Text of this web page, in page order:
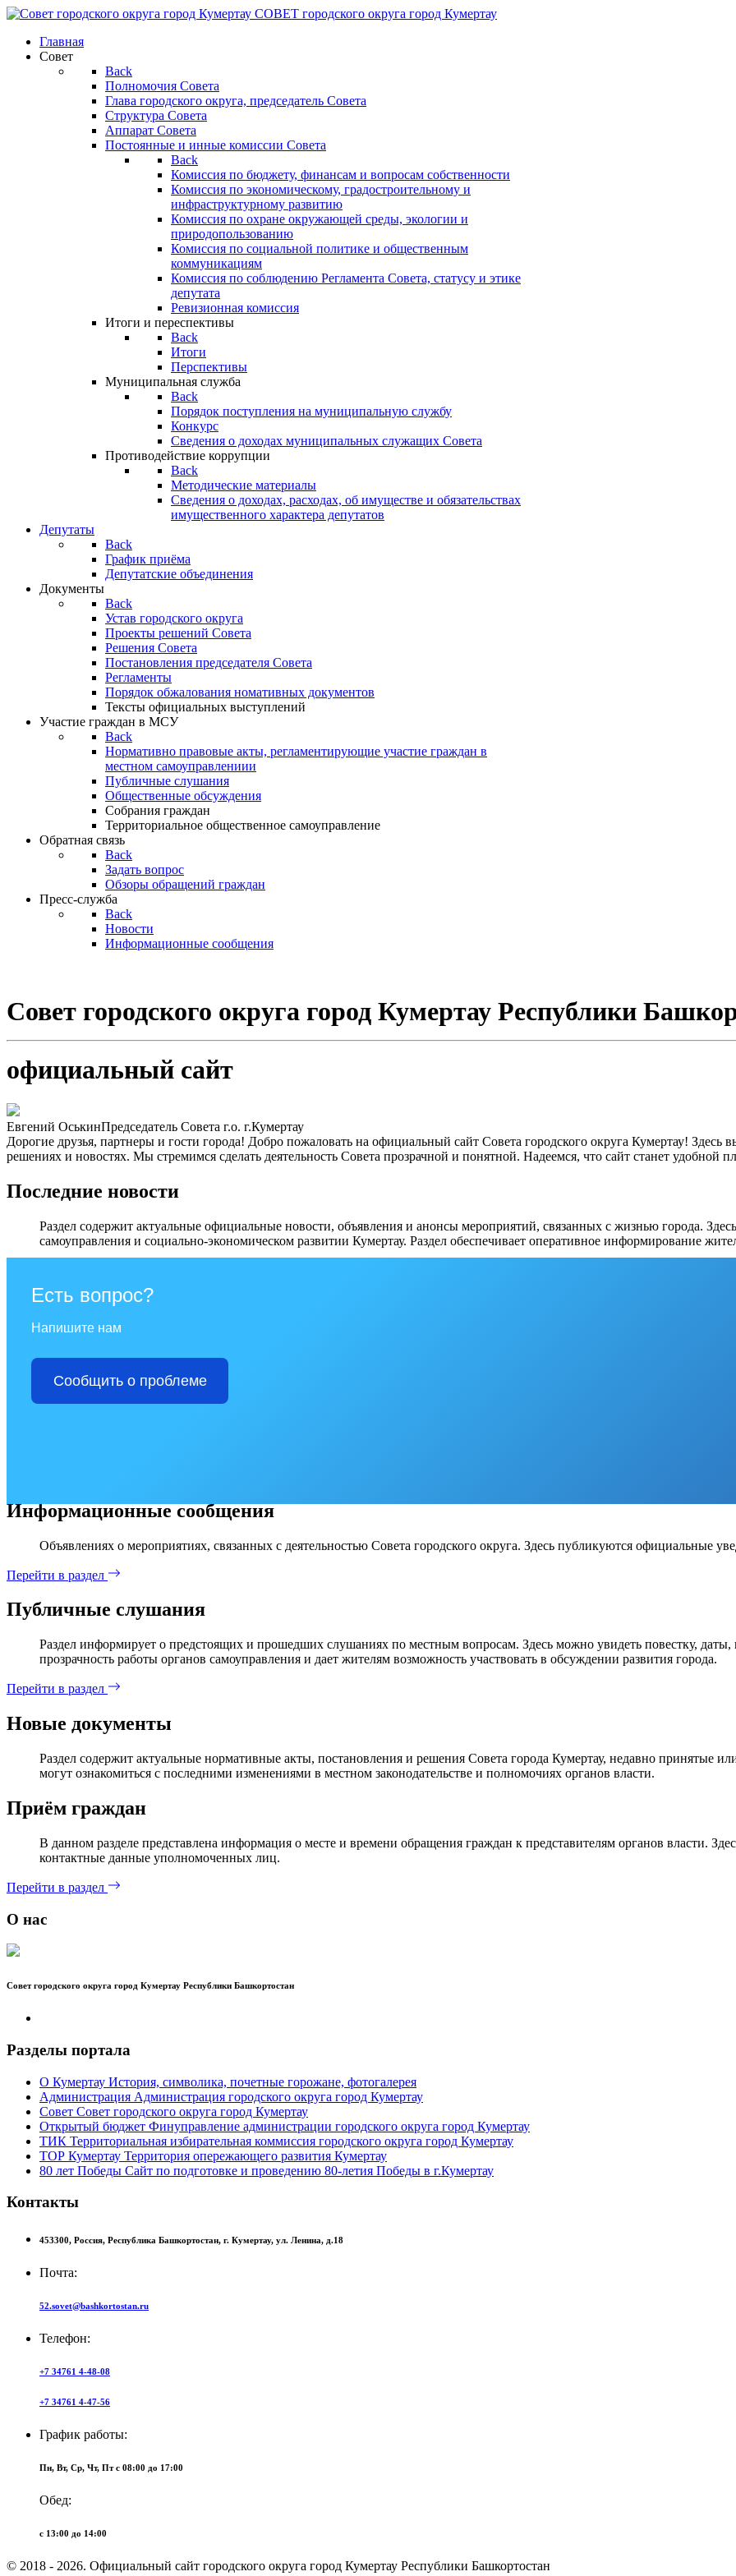
СОВЕТ городского округа город Кумертау
Главная
Совет
Back
Полномочия Совета
Глава городского округа, председатель Совета
Структура Совета
Аппарат Совета
Постоянные и инные комиссии Совета
Back
Комиссия по бюджету, финансам и вопросам собственности
Комиссия по экономическому, градостроительному и
инфраструктурному развитию
Комиссия по охране окружающей среды, экологии и
природопользованию
Комиссия по социальной политике и общественным
коммуникациям
Комиссия по соблюдению Регламента Совета, статусу и этике
депутата
Ревизионная комиссия
Итоги и переспективы
Back
Итоги
Перспективы
Муниципальная служба
Back
Порядок поступления на муниципальную службу
Конкурс
Сведения о доходах муниципальных служащих Совета
Противодействие коррупции
Back
Методические материалы
Сведения о доходах, расходах, об имуществе и обязательствах
имущественного характера депутатов
Депутаты
Back
График приёма
Депутатские объединения
Документы
Back
Устав городского округа
Проекты решений Совета
Решения Совета
Постановления председателя Совета
Регламенты
Порядок обжалования номативных документов
Тексты официальных выступлений
Участие граждан в МСУ
Back
Нормативно правовые акты, регламентирующие участие граждан в
местном самоуправлениии
Публичные слушания
Общественные обсуждения
Собрания граждан
Территориальное общественное самоуправление
Обратная связь
Back
Задать вопрос
Обзоры обращений граждан
Пресс-служба
Back
Новости
Информационные сообщения
Совет городского округа город Кумертау Республики
официальный сайт
Евгений ОськинПредседатель Совета г.о. г.Кумертау
Дорогие друзья, партнеры и гости города! Добро пожаловать на официальный сайт Совета городского округа Кумертау! Здесь
решениях и новостях. Мы стремимся сделать деятельность Совета прозрачной и понятной. Надеемся, что сайт станет
Последние новости
Раздел содержит актуальные официальные новости, объявления и анонсы мероприятий, связанных с жизнью города.
самоуправления и социально-экономическом развитии Кумертау. Раздел обеспечивает оперативное информирование
Есть вопрос?
Напишите нам
Сообщить о проблеме
Информационные сообщения
Объявлениях о мероприятиях, связанных с деятельностью Совета городского округа. Здесь публикуются официальные
Перейти в раздел
Публичные слушания
Раздел информирует о предстоящих и прошедших слушаниях по местным вопросам. Здесь можно увидеть повестку,
прозрачность работы органов самоуправления и дает жителям возможность участвовать в обсуждении развития города.
Перейти в раздел
Новые документы
Раздел содержит актуальные нормативные акты, постановления и решения Совета города Кумертау, недавно принятые
могут ознакомиться с последними изменениями в местном законодательстве и полномочиях органов власти.
Приём граждан
В данном разделе представлена информация о месте и времени обращения граждан к представителям органов власти.
контактные данные уполномоченных лиц.
Перейти в раздел
О нас
Совет городского округа город Кумертау Республики Башкортостан
Разделы портала
О Кумертау История, символика, почетные горожане, фотогалерея
Администрация Администрация городского округа город Кумертау
Совет Совет городского округа город Кумертау
Открытый бюджет Финуправление администрации городского округа город Кумертау
ТИК Территориальная избирательная коммиссия городского округа город Кумертау
ТОР Кумертау Территория опережающего развития Кумертау
80 лет Победы Сайт по подготовке и проведению 80-летия Победы в г.Кумертау
Контакты
453300, Россия, Республика Башкортостан, г. Кумертау, ул. Ленина, д.18
Почта:
52.sovet@bashkortostan.ru
Телефон:
+7 34761 4-48-08
+7 34761 4-47-56
График работы:
Пн, Вт, Ср, Чт, Пт c 08:00 до 17:00
Обед:
c 13:00 до 14:00
© 2018 - 2026. Официальный сайт городского округа город Кумертау Республики Башкортостан